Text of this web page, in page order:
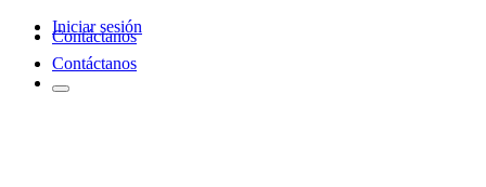
Iniciar sesión
Contáctanos
Contáctanos